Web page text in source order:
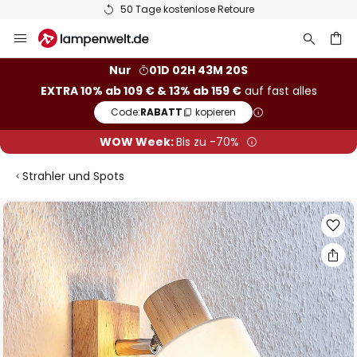
50 Tage kostenlose Retoure
Inhalt
Nur
01D 02H 43M 19S
EXTRA 10% ab 109 € & 13% ab 159 €auf fast alles
Code:RABATT kopieren
WOW Week:Bis zu -70%
Strahler und Spots
Zum
Ende
der
Bildgalerie
springen